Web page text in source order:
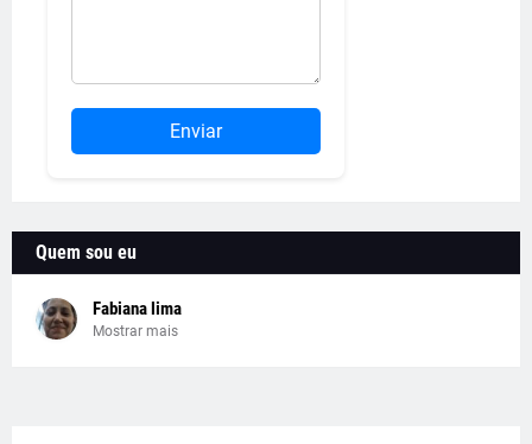
Enviar
Quem sou eu
Fabiana lima
Mostrar mais